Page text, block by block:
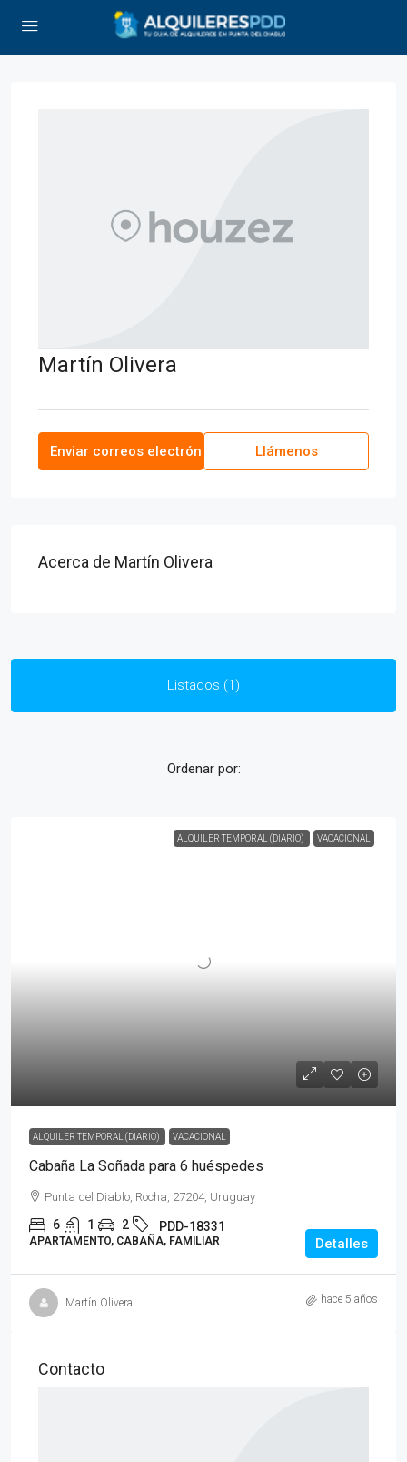
Martín Olivera
Enviar correos electrónicos Llámenos
Acerca de Martín Olivera
Listados (1)
Ordenar por:
ALQUILER TEMPORAL (DIARIO) VACACIONAL
ALQUILER TEMPORAL (DIARIO) VACACIONAL
Cabaña La Soñada para 6 huéspedes
Punta del Diablo, Rocha, 27204, Uruguay
6 1 2 PDD-18331
APARTAMENTO, CABAÑA, FAMILIAR Detalles
Martín Olivera hace 5 años
Contacto